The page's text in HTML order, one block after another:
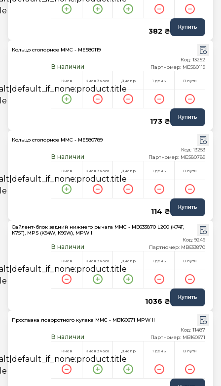
382 ₴ Купить
Кольцо стопорное MMC - ME580119
В наличии
Код: 13252
Партномер: ME580119
Киев Киев 3 часа Днепр 1 день В пути
173 ₴ Купить
Кольцо стопорное MMC - ME580789
В наличии
Код: 13253
Партномер: ME580789
Киев Киев 3 часа Днепр 1 день В пути
114 ₴ Купить
Сайлент-блок задний нижнего рычага MMC - MB633870 L200 (K74T,
K75T), MPS (K94W, K96W), MPW II
В наличии
Код: 9246
Партномер: MB633870
Киев Киев 3 часа Днепр 1 день В пути
1036 ₴ Купить
Проставка поворотного кулака MMC - MB160671 MPW II
В наличии
Код: 11487
Партномер: MB160671
Киев Киев 3 часа Днепр 1 день В пути